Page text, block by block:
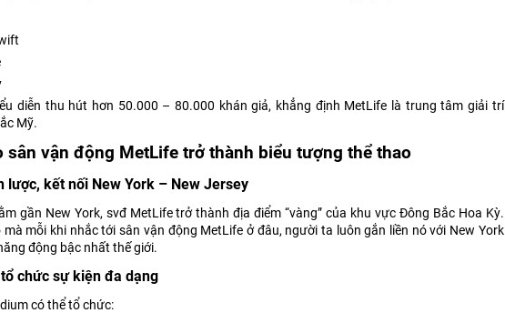
diễn thu hút hơn 50.000 – 80.000 khán giả, khẳng định MetLife là trung tâm giải trí
Mỹ.
sân vận động MetLife trở thành biểu tượng thể thao
lược, kết nối New York – New Jersey
gần New York, svđ MetLife trở thành địa điểm “vàng” của khu vực Đông Bắc Hoa Kỳ.
mà mỗi khi nhắc tới sân vận động MetLife ở đâu, người ta luôn gắn liền nó với New York
động bậc nhất thế giới.
chức sự kiện đa dạng
có thể tổ chức: